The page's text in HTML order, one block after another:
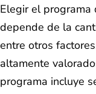
Elegir el programa
depende de la
entre otros
altamente
programa incluye